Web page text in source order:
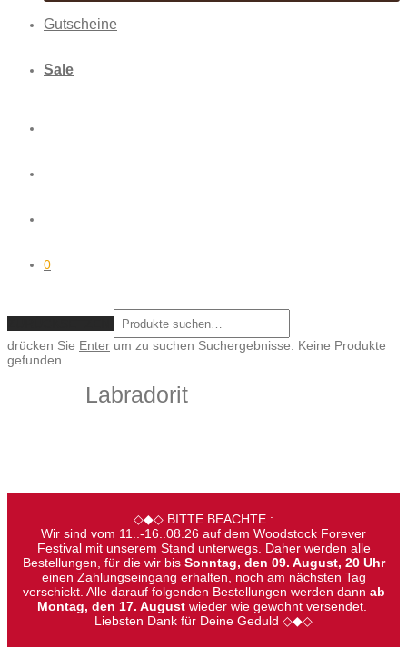
Gutscheine
Sale
0
drücken Sie Enter um zu suchen Suchergebnisse: Keine Produkte
gefunden.
Labradorit
◇◆◇ BITTE BEACHTE :
Wir sind vom 11..-16..08.26 auf dem Woodstock Forever
Festival mit unserem Stand unterwegs. Daher werden alle
Bestellungen, für die wir bis Sonntag, den 09. August, 20 Uhr
einen Zahlungseingang erhalten, noch am nächsten Tag
verschickt. Alle darauf folgenden Bestellungen werden dann ab
Montag, den 17. August wieder wie gewohnt versendet.
Liebsten Dank für Deine Geduld ◇◆◇